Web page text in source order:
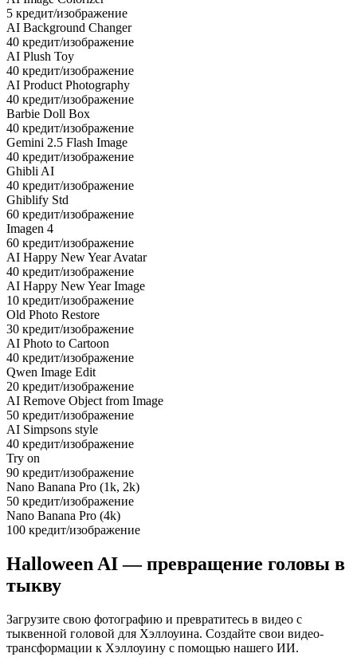
5 кредит/изображение
AI Background Changer
40 кредит/изображение
AI Plush Toy
40 кредит/изображение
AI Product Photography
40 кредит/изображение
Barbie Doll Box
40 кредит/изображение
Gemini 2.5 Flash Image
40 кредит/изображение
Ghibli AI
40 кредит/изображение
Ghiblify Std
60 кредит/изображение
Imagen 4
60 кредит/изображение
AI Happy New Year Avatar
40 кредит/изображение
AI Happy New Year Image
10 кредит/изображение
Old Photo Restore
30 кредит/изображение
AI Photo to Cartoon
40 кредит/изображение
Qwen Image Edit
20 кредит/изображение
AI Remove Object from Image
50 кредит/изображение
AI Simpsons style
40 кредит/изображение
Try on
90 кредит/изображение
Nano Banana Pro (1k, 2k)
50 кредит/изображение
Nano Banana Pro (4k)
100 кредит/изображение
Halloween AI — превращение головы в
тыкву
Загрузите свою фотографию и превратитесь в видео с
тыквенной головой для Хэллоуина. Создайте свои видео-
трансформации к Хэллоуину с помощью нашего ИИ.